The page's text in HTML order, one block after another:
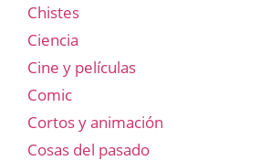
Chistes
Ciencia
Cine y películas
Comic
Cortos y animación
Cosas del pasado